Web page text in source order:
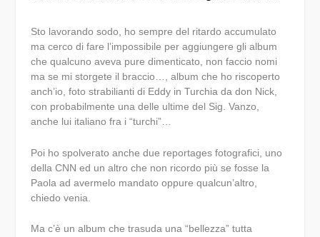
Sto lavorando sodo, ho sempre del ritardo accumulato
ma cerco di fare l’impossibile per aggiungere gli album
che qualcuno aveva pure dimenticato, non faccio nomi
ma se mi storgete il braccio…, album che ho riscoperto
anch’io, foto strabilianti di Eddy in Turchia da don Nick,
con probabilmente una delle ultime del Sig. Vanzo,
anche lui italiano fra i “turchi”…
Poi ho spolverato anche due reportages fotografici, uno
della CNN ed un altro che non ricordo più se fosse la
Paola ad avermelo mandato oppure qualcun’altro,
chiedo venia.
Ma c’è un album che trasuda una “bellezza” tutta